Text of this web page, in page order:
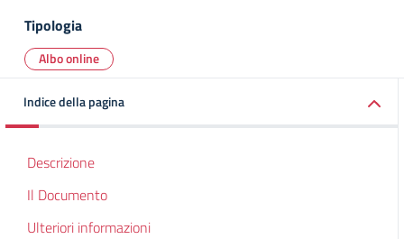
Tipologia
Albo online
Indice della pagina
Descrizione
Il Documento
Ulteriori informazioni